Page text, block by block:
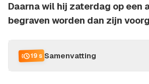
Daarna wil hij zaterdag op een
begraven worden dan zijn
19 s Samenvatting